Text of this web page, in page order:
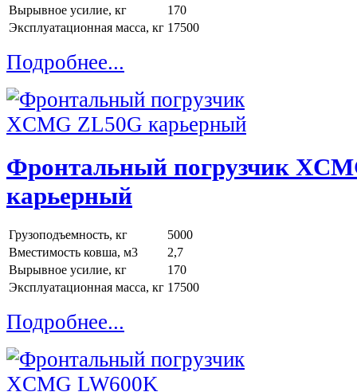
Вырывное усилие, кг
170
Эксплуатационная масса, кг 17500
Подробнее...
Фронтальный погрузчик
карьерный
Грузоподъемность, кг
5000
Вместимость ковша, м3
2,7
Вырывное усилие, кг
170
Эксплуатационная масса, кг 17500
Подробнее...